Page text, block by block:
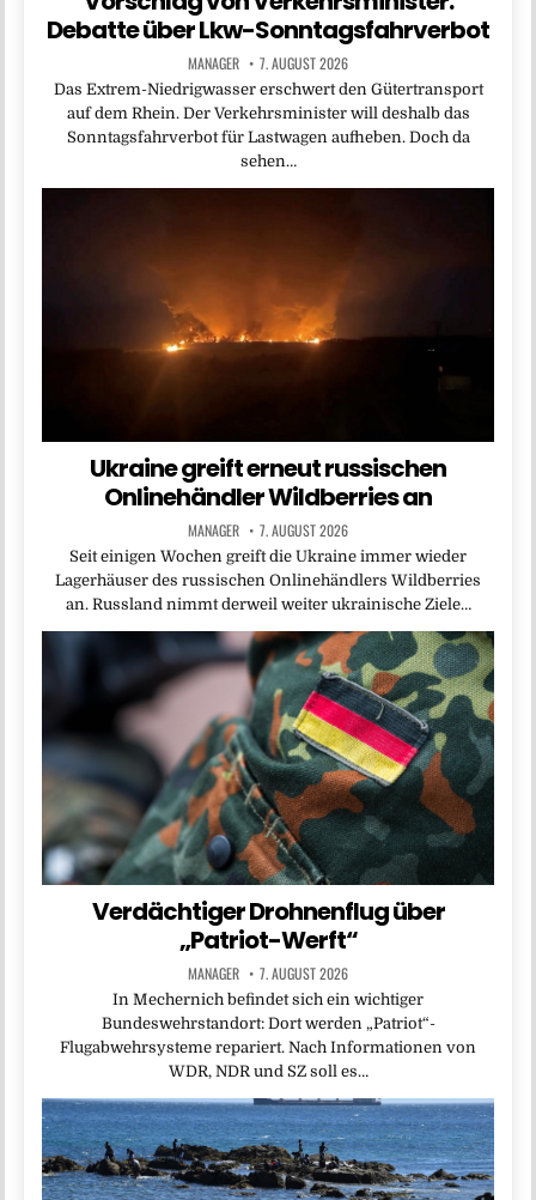
Debatte über Lkw-Sonntagsfahrverbot
MANAGER 7. AUGUST 2026
Das Extrem-Niedrigwasser erschwert den Gütertransport
auf dem Rhein. Der Verkehrsminister will deshalb das
Sonntagsfahrverbot für Lastwagen aufheben. Doch da
sehen…
Ukraine greift erneut russischen
Onlinehändler Wildberries an
MANAGER 7. AUGUST 2026
Seit einigen Wochen greift die Ukraine immer wieder
Lagerhäuser des russischen Onlinehändlers Wildberries
an. Russland nimmt derweil weiter ukrainische Ziele…
Verdächtiger Drohnenflug über
„Patriot-Werft“
MANAGER 7. AUGUST 2026
In Mechernich befindet sich ein wichtiger
Bundeswehrstandort: Dort werden „Patriot“-
Flugabwehrsysteme repariert. Nach Informationen von
WDR, NDR und SZ soll es…